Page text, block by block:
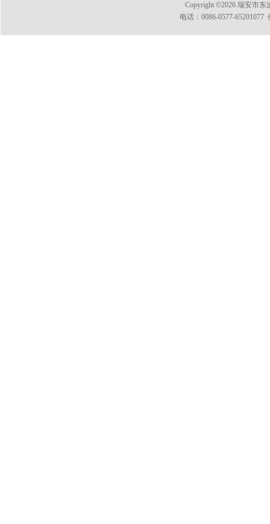
Copyright ©2026 瑞安市
电话：0086-0577-65201077